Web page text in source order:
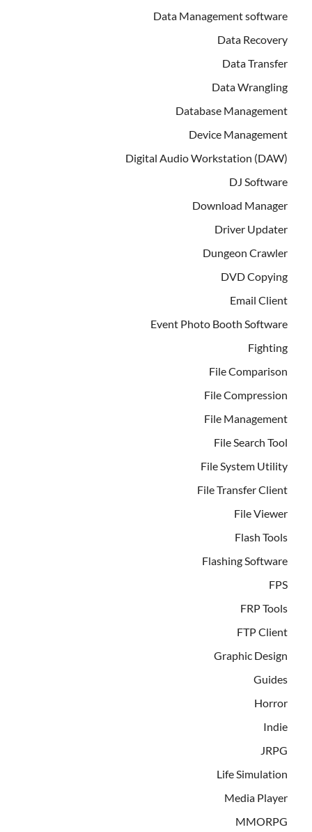
Data Management software
Data Recovery
Data Transfer
Data Wrangling
Database Management
Device Management
Digital Audio Workstation (DAW)
DJ Software
Download Manager
Driver Updater
Dungeon Crawler
DVD Copying
Email Client
Event Photo Booth Software
Fighting
File Comparison
File Compression
File Management
File Search Tool
File System Utility
File Transfer Client
File Viewer
Flash Tools
Flashing Software
FPS
FRP Tools
FTP Client
Graphic Design
Guides
Horror
Indie
JRPG
Life Simulation
Media Player
MMORPG